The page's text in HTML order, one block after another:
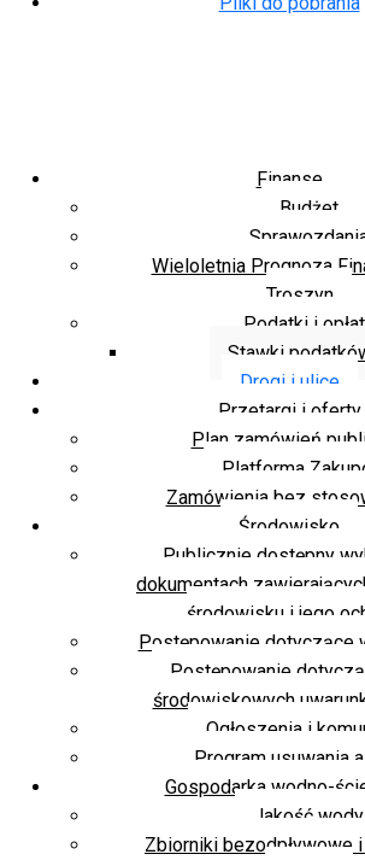
Finanse
Budżet
Wieloletnia Prognoza
Troszyn
Podatki i
Stawki
Drogi i ulice
Przetargi i oferty
Plan zamówień
Platforma
Zamówienia bez
Środowisko
Publicznie dostępny
dokumentach
środowisku i jego
Postępowanie dotyczące
Postępowanie
środowiskowych
Ogłoszenia i
Program usuwania
Gospodarka wodno-
Jakość wody
Zbiorniki bezodpływowe